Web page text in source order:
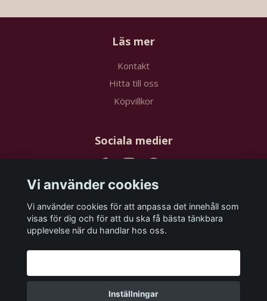
Läs mer
Kontakt
Hitta till oss
Köpvillkor
Sociala medier
Prenumerera på vårt nyhetsbrev
Vi använder cookies
Vi använder cookies för att anpassa det innehåll som
visas för dig och för att du ska få bästa tänkbara
upplevelse när du handlar hos oss.
Inställningar